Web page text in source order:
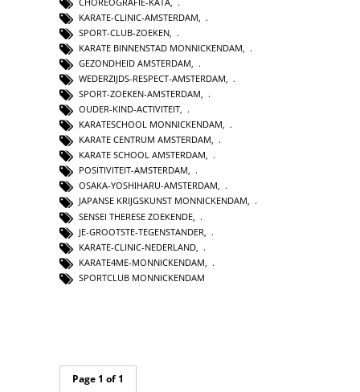
KARATE-CLINIC-AMSTERDAM
SPORT-CLUB-ZOEKEN
KARATE BINNENSTAD MONNICKENDAM
GEZONDHEID AMSTERDAM
WEDERZIJDS-RESPECT-AMSTERDAM
SPORT-ZOEKEN-AMSTERDAM,
OUDER-KIND-ACTIVITEIT,
KARATESCHOOL MONNICKENDAM,
KARATE CENTRUM AMSTERDAM,
KARATE SCHOOL AMSTERDAM,
POSITIVITEIT-AMSTERDAM,
OSAKA-YOSHIHARU-AMSTERDAM,
JAPANSE KRIJGSKUNST MONNICKENDAM,
SENSEI THERESE ZOEKENDE
JE-GROOTSTE-TEGENSTANDER
KARATE-CLINIC-NEDERLAND
KARATE4ME-MONNICKENDAM
SPORTCLUB MONNICKENDAM
Page 1 of 1